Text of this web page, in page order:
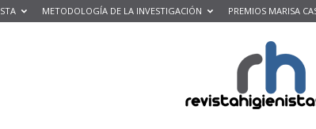
METODOLOGÍA DE LA INVESTIGACIÓN PREMIOS MARISA